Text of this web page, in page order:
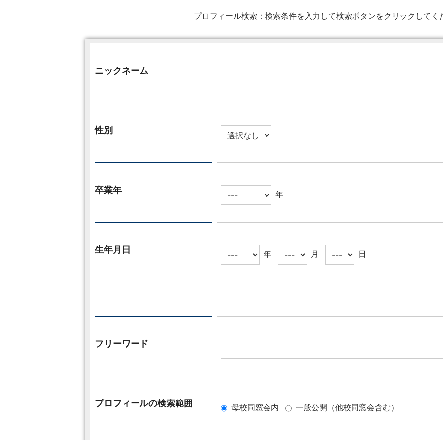
プロフィール検索： 検索条件を入力して検索ボタンをクリックしてく
ニックネーム
性別
卒業年 年
生年月日 年 月 日
フリーワード
プロフィールの検索範囲 母校同窓会内 一般公開（他校同窓会含む）